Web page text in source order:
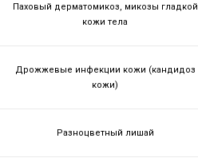
Паховый дерматомикоз, микозы гладкой
кожи тела
Дрожжевые инфекции кожи (кандидоз
кожи)
Разноцветный лишай